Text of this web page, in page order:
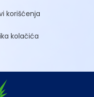
korišćenja
kolačića